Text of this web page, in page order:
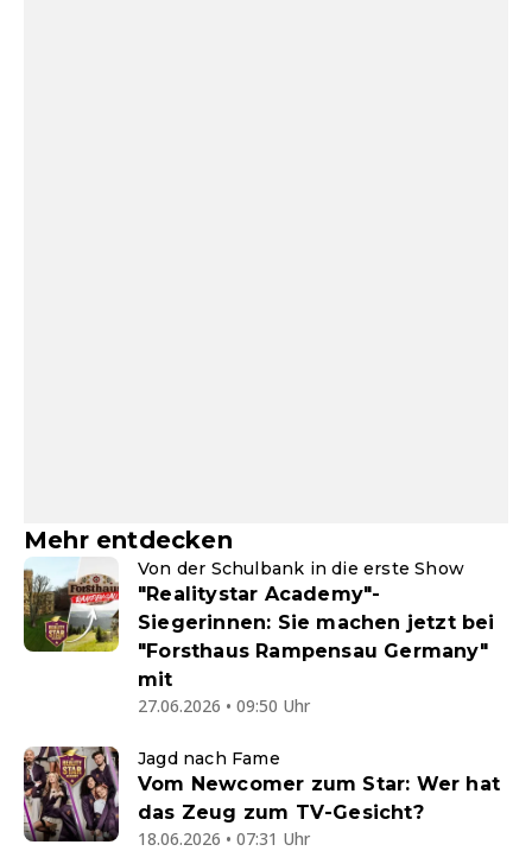
Mehr entdecken
Von der Schulbank in die erste Show
"Realitystar Academy"-
Siegerinnen: Sie machen jetzt bei
"Forsthaus Rampensau Germany"
mit
27.06.2026 • 09:50 Uhr
Jagd nach Fame
Vom Newcomer zum Star: Wer hat
das Zeug zum TV-Gesicht?
18.06.2026 • 07:31 Uhr